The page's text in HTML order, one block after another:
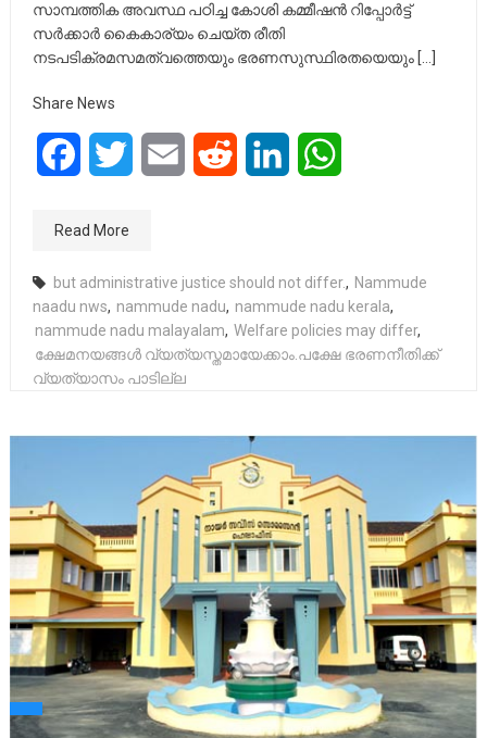
സാമ്പത്തിക അവസ്ഥ പഠിച്ച കോശി കമ്മീഷൻ റിപ്പോർട്ട്
സർക്കാർ കൈകാര്യം ചെയ്ത രീതി
നടപടിക്രമസമത്വത്തെയും ഭരണസുസ്ഥിരതയെയും […]
Share News
FacebookTwitter Email Reddit LinkedIn
Read More
but administrative justice should not differ., Nammude
naadu nws, nammude nadu, nammude nadu kerala,
nammude nadu malayalam, Welfare policies may differ,
ക്ഷേമനയങ്ങൾ വ്യത്യസ്തമായേക്കാം.പക്ഷേ ഭരണനീതിക്ക്
വ്യത്യാസം പാടില്ല